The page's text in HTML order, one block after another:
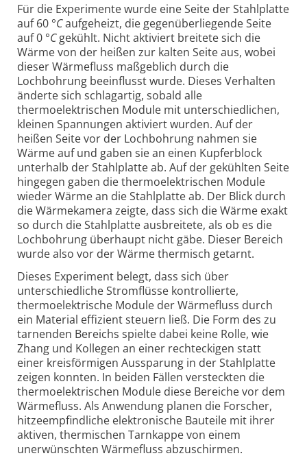
Für die Experimente wurde eine Seite der Stahlplatte
auf 60 °Caufgeheizt, die gegenüberliegende Seite
auf 0 °Cgekühlt. Nicht aktiviert breitete sich die
Wärme von der heißen zur kalten Seite aus, wobei
dieser Wärmefluss maßgeblich durch die
Lochbohrung beeinflusst wurde. Dieses Verhalten
änderte sich schlagartig, sobald alle
thermoelektrischen Module mit unterschiedlichen,
kleinen Spannungen aktiviert wurden. Auf der
heißen Seite vor der Lochbohrung nahmen sie
Wärme auf und gaben sie an einen Kupferblock
unterhalb der Stahlplatte ab. Auf der gekühlten Seite
hingegen gaben die thermoelektrischen Module
wieder Wärme an die Stahlplatte ab. Der Blick durch
die Wärmekamera zeigte, dass sich die Wärme exakt
so durch die Stahlplatte ausbreitete, als ob es die
Lochbohrung überhaupt nicht gäbe. Dieser Bereich
wurde also vor der Wärme thermisch getarnt.
Dieses Experiment belegt, dass sich über
unterschiedliche Stromflüsse kontrollierte,
thermoelektrische Module der Wärmefluss durch
ein Material effizient steuern ließ. Die Form des zu
tarnenden Bereichs spielte dabei keine Rolle, wie
Zhang und Kollegen an einer rechteckigen statt
einer kreisförmigen Aussparung in der Stahlplatte
zeigen konnten. In beiden Fällen versteckten die
thermoelektrischen Module diese Bereiche vor dem
Wärmefluss. Als Anwendung planen die Forscher,
hitzeempfindliche elektronische Bauteile mit ihrer
aktiven, thermischen Tarnkappe von einem
unerwünschten Wärmefluss abzuschirmen.